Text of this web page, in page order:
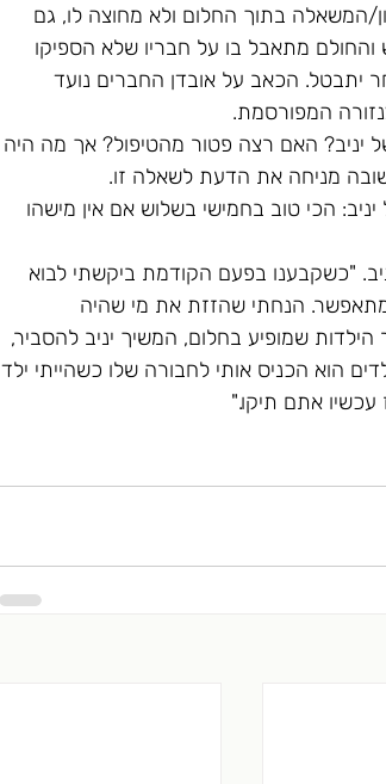
המשאלה בתוך החלום ולא מחוצה לו, גם
מתאבל בו על חבריו שלא הספיקו
הכאב על אובדן החברים נועד
המפורסמת.
האם רצה פטור מהטיפול? אך מה היה
מניחה את הדעת לשאלה זו.
הכי טוב בחמישי בשלוש אם אין מישהו
"כשקבענו בפעם הקודמת ביקשתי לבוא
הנחתי שהזזת את מי שהיה
שמופיע בחלום, המשיך יניב להסביר,
הוא הכניס אותי לחבורה שלו כשהייתי ילד
אתם תיקו."